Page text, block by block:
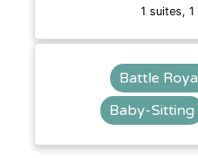
1 suites,
Battle
Baby-Sitting